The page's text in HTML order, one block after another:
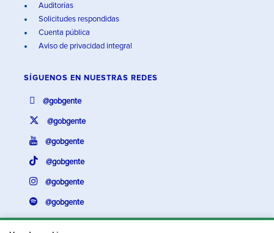
Auditorías
Solicitudes respondidas
Cuenta pública
Aviso de privacidad integral
SÍGUENOS EN NUESTRAS REDES
@gobgente
@gobgente
@gobgente
@gobgente
@gobgente
@gobgente